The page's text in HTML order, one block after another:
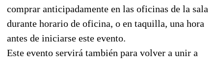
comprar anticipadamente en las oficinas de la sala
durante horario de oficina, o en taquilla, una hora
antes de iniciarse este evento.
Este evento servirá también para volver a unir a